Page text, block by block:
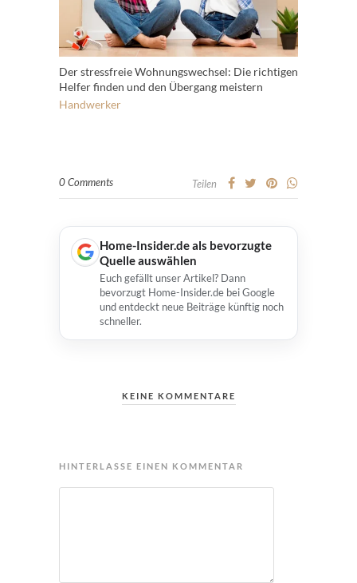
Der stressfreie Wohnungswechsel: Die richtigen
Helfer finden und den Übergang meistern
Handwerker
0 Comments Teilen
Home-Insider.de als bevorzugte
Quelle auswählen
Euch gefällt unser Artikel? Dann
bevorzugt Home-Insider.de bei Google
und entdeckt neue Beiträge künftig noch
schneller.
KEINE KOMMENTARE
HINTERLASSE EINEN KOMMENTAR